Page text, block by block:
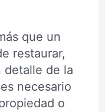
que un
restaurar,
detalle de la
necesario
o